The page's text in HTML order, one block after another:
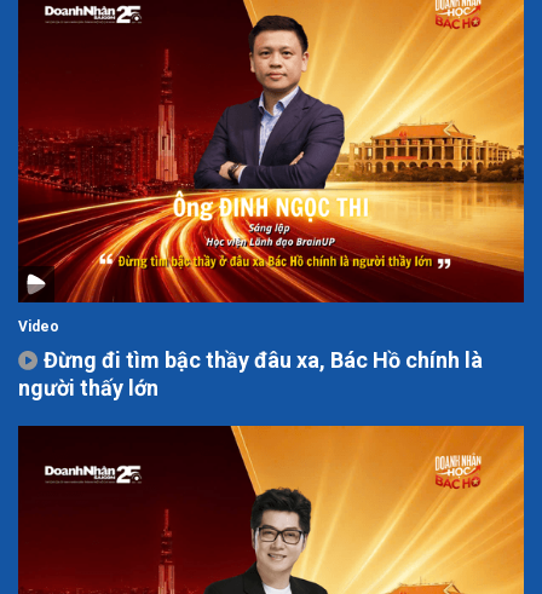
Video
Đừng đi tìm bậc thầy đâu xa, Bác Hồ chính là
người thấy lớn